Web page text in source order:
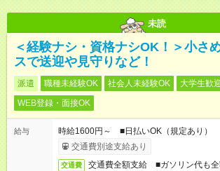
未読
＜経験ナシ・資格ナシOK！＞小さ
スで送迎や見守りなど！
派遣 職種未経験OK 社会人未経験OK 大学生歓
WEB登録・面接OK
給与
時給1600円～ ■日払いOK（規定あり）
交通費別途支給あり
交通費
交通費全額支給 ■ガソリン代も全